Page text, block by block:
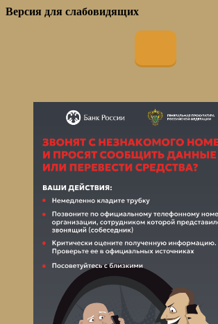
Версия для слабовидящих